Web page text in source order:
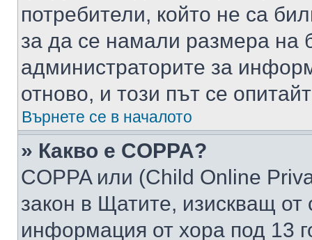
потребители, който не са
за да се намали размера на
администраторите за
отново, и този път се
Върнете се в началото
» Какво е COPPA?
COPPA или (Child Online
закон в Щатите, изискващ от
информация от хора под 13